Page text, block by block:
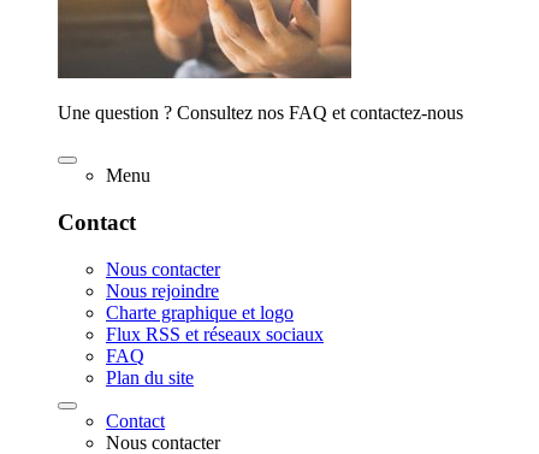
Une question ? Consultez nos FAQ et contactez-nous
Menu
Contact
Nous contacter
Nous rejoindre
Charte graphique et logo
Flux RSS et réseaux sociaux
FAQ
Plan du site
Contact
Nous contacter